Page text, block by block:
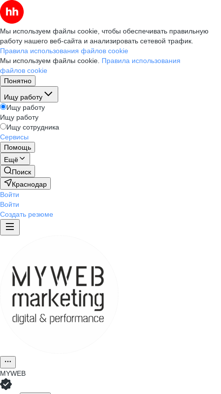
Мы используем файлы cookie, чтобы обеспечивать правильную
работу нашего веб-сайта и анализировать сетевой трафик.
Правила использования файлов cookie
Мы используем файлы cookie. Правила использования
файлов cookie
Понятно
Ищу работу
Ищу работу
Ищу работу
Ищу сотрудника
Сервисы
Помощь
Ещё
Поиск
Краснодар
Войти
Войти
Создать резюме
MYWEB